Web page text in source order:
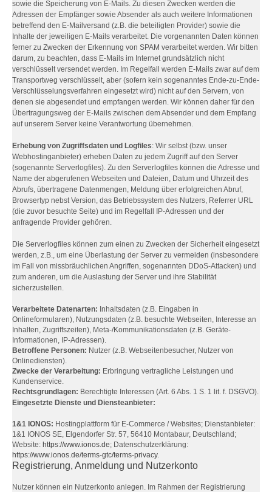
sowie die Speicherung von E-Mails. Zu diesen Zwecken werden die
Adressen der Empfänger sowie Absender als auch weitere Informationen
betreffend den E-Mailversand (z.B. die beteiligten Provider) sowie die
Inhalte der jeweiligen E-Mails verarbeitet. Die vorgenannten Daten können
ferner zu Zwecken der Erkennung von SPAM verarbeitet werden. Wir bitten
darum, zu beachten, dass E-Mails im Internet grundsätzlich nicht
verschlüsselt versendet werden. Im Regelfall werden E-Mails zwar auf dem
Transportweg verschlüsselt, aber (sofern kein sogenanntes Ende-zu-Ende-
Verschlüsselungsverfahren eingesetzt wird) nicht auf den Servern, von
denen sie abgesendet und empfangen werden. Wir können daher für den
Übertragungsweg der E-Mails zwischen dem Absender und dem Empfang
auf unserem Server keine Verantwortung übernehmen.
Erhebung von Zugriffsdaten und Logfiles: Wir selbst (bzw. unser
Webhostinganbieter) erheben Daten zu jedem Zugriff auf den Server
(sogenannte Serverlogfiles). Zu den Serverlogfiles können die Adresse und
Name der abgerufenen Webseiten und Dateien, Datum und Uhrzeit des
Abrufs, übertragene Datenmengen, Meldung über erfolgreichen Abruf,
Browsertyp nebst Version, das Betriebssystem des Nutzers, Referrer URL
(die zuvor besuchte Seite) und im Regelfall IP-Adressen und der
anfragende Provider gehören.
Die Serverlogfiles können zum einen zu Zwecken der Sicherheit eingesetzt
werden, z.B., um eine Überlastung der Server zu vermeiden (insbesondere
im Fall von missbräuchlichen Angriffen, sogenannten DDoS-Attacken) und
zum anderen, um die Auslastung der Server und ihre Stabilität
sicherzustellen.
Verarbeitete Datenarten: Inhaltsdaten (z.B. Eingaben in
Onlineformularen), Nutzungsdaten (z.B. besuchte Webseiten, Interesse an
Inhalten, Zugriffszeiten), Meta-/Kommunikationsdaten (z.B. Geräte-
Informationen, IP-Adressen).
Betroffene Personen: Nutzer (z.B. Webseitenbesucher, Nutzer von
Onlinediensten).
Zwecke der Verarbeitung: Erbringung vertragliche Leistungen und
Kundenservice.
Rechtsgrundlagen: Berechtigte Interessen (Art. 6 Abs. 1 S. 1 lit. f. DSGVO).
Eingesetzte Dienste und Diensteanbieter:
1&1 IONOS: Hostingplattform für E-Commerce / Websites; Dienstanbieter:
1&1 IONOS SE, Elgendorfer Str. 57, 56410 Montabaur, Deutschland;
Website: https://www.ionos.de; Datenschutzerklärung:
https://www.ionos.de/terms-gtc/terms-privacy.
Registrierung, Anmeldung und Nutzerkonto
Nutzer können ein Nutzerkonto anlegen. Im Rahmen der Registrierung